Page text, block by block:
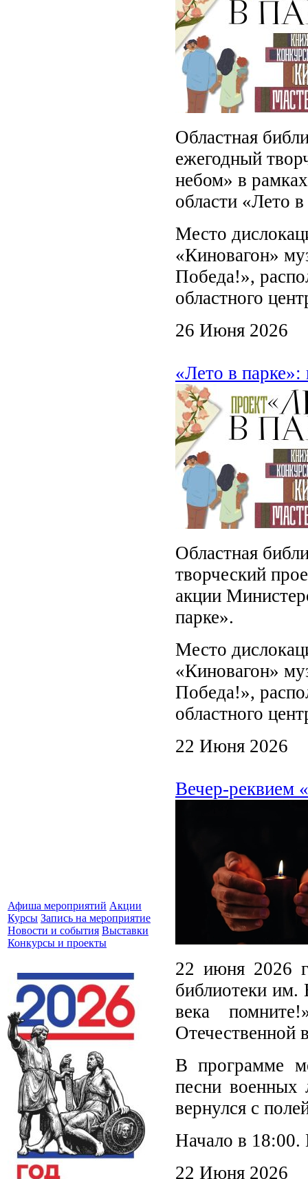
Афиша мероприятий Акции
Курсы Запись на мероприятие
Новости и события Выставки
Конкурсы и проекты
Областная
ежегодный
небом» в
области «Лето
Место
«Киновагон»
Победа!»,
областного
26 Июня 2026
«Лето в
Областная
творческий
акции
парке».
Место
«Киновагон»
Победа!»,
областного
22 Июня 2026
Вечер-реквием
22 июня 2026
библиотеки им.
века
Отечественной
В программе
песни военных
вернулся с
Начало в 18:00.
22 Июня 2026